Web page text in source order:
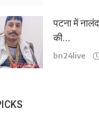
पटना में
की...
bn24live